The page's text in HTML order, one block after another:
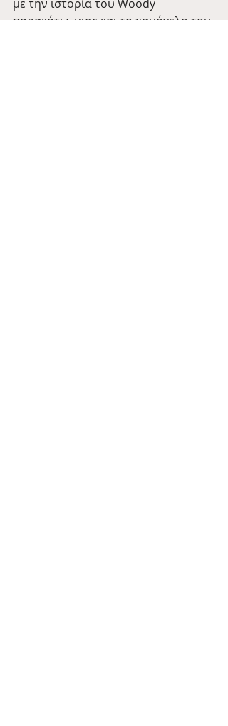
με την ιστορία του Woody
παρακάτω, μιας και το χαμόγελο του